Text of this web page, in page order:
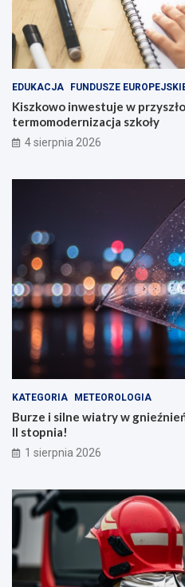
EDUKACJA FUNDUSZE
Kiszkowo inwestuje w
termomodernizacja szkoły
4 sierpnia 2026
KATEGORIA METEOROLOGIA
Burze i silne wiatry w
II stopnia!
1 sierpnia 2026